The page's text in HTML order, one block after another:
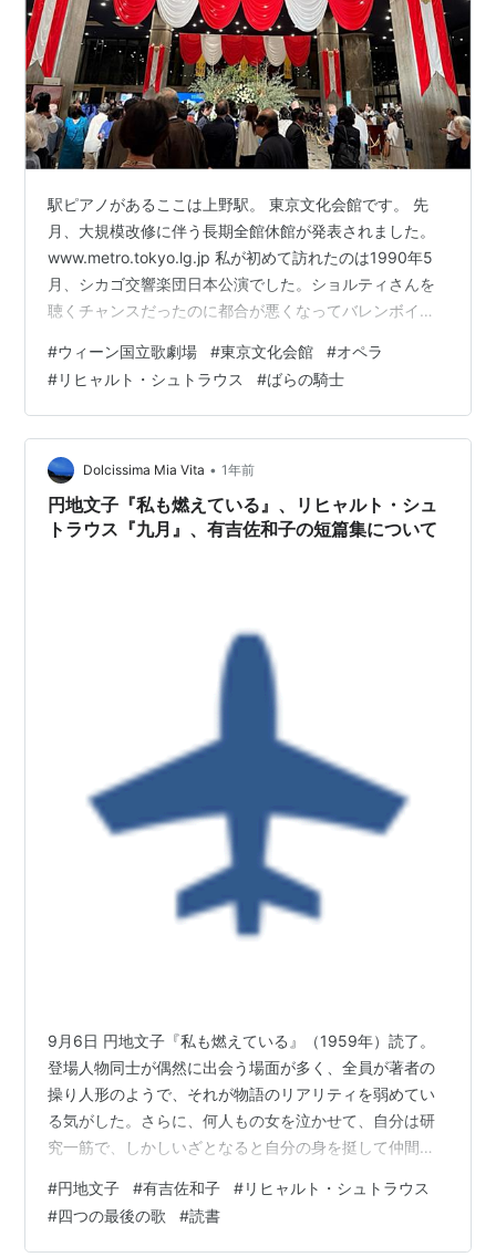
駅ピアノがあるここは上野駅。 東京文化会館です。 先
月、大規模改修に伴う長期全館休館が発表されました。
www.metro.tokyo.lg.jp 私が初めて訪れたのは1990年5
月、シカゴ交響楽団日本公演でした。ショルティさんを
聴くチャンスだったのに都合が悪くなってバレンボイム
は10月20日月曜日です。コンサート行った時の記事は
早々にアップしてしまいたいのですが、忙しくて今頃
（10月25日朝）になりました。 オペラは大体長いので、
開場・開演時刻は早いのが常ですが、それにしても平日
に14時開場・15時開演ってのは、ワーグナー演るにも早
過ぎるく…
#ウィーン国立歌劇場 #東京文化会館 #オペラ
#リヒャルト・シュトラウス #ばらの騎士
Dolcissima Mia Vita • 1年前
円地文子『私も燃えている』、リヒャルト・シュ
トラウス『九月』、有吉佐和子の短篇集について
9月6日 円地文子『私も燃えている』（1959年）読了。
登場人物同士が偶然に出会う場面が多く、全員が著者の
操り人形のようで、それが物語のリアリティを弱めてい
る気がした。さらに、何人もの女を泣かせて、自分は研
究一筋で、しかしいざとなると自分の身を挺して仲間を
ういう男とは友だちになりたくないなと思ってしまう。
（ドラマでは田村正和が演じたそうで、ハマり役だった
#円地文子 #有吉佐和子 #リヒャルト・シュトラウス
#四つの最後の歌 #読書